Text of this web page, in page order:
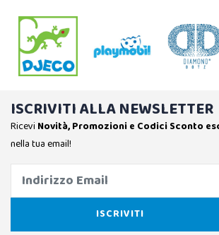
ISCRIVITI ALLA NEWSLETTER
Ricevi Novità, Promozioni e Codici Sconto
nella tua email!